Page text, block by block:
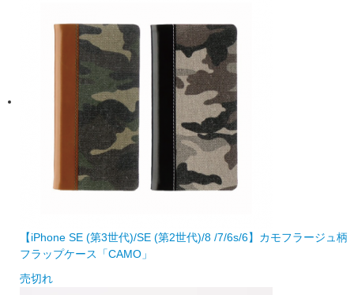
【iPhone SE (第3世代)/SE (第2世代)/8 /7/6s/6】カモフラージュ柄
フラップケース「CAMO」
売切れ